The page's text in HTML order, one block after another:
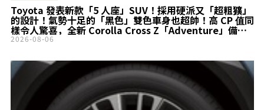
Toyota 發表新款「5 人座」SUV！採用硬派又「超粗獷」
的設計！氣勢十足的「黑色」雙色車身也超帥！高 CP 值同
樣令人驚喜，全新 Corolla Cross Z「Adventure」備受
矚目！
2026-08-06